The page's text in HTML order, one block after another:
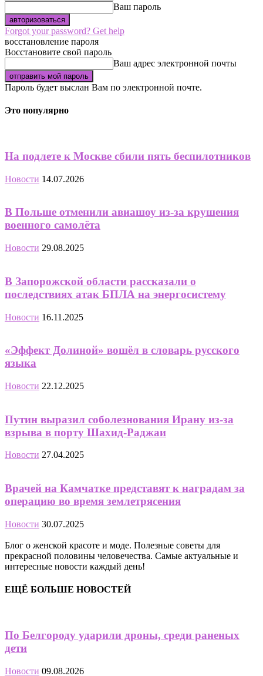
Ваш пароль
Forgot your password? Get help
восстановление пароля
Восстановите свой пароль
Ваш адрес электронной почты
Пароль будет выслан Вам по электронной почте.
Это популярно
На подлете к Москве сбили пять беспилотников
Новости 14.07.2026
В Польше отменили авиашоу из-за крушения
военного самолёта
Новости 29.08.2025
В Запорожской области рассказали о
последствиях атак БПЛА на энергосистему
Новости 16.11.2025
«Эффект Долиной» вошёл в словарь русского
языка
Новости 22.12.2025
Путин выразил соболезнования Ирану из-за
взрыва в порту Шахид-Раджаи
Новости 27.04.2025
Врачей на Камчатке представят к наградам за
операцию во время землетрясения
Новости 30.07.2025
Блог о женской красоте и моде. Полезные советы для
прекрасной половины человечества. Самые актуальные и
интересные новости каждый день!
ЕЩЁ БОЛЬШЕ НОВОСТЕЙ
По Белгороду ударили дроны, среди раненых
дети
Новости 09.08.2026